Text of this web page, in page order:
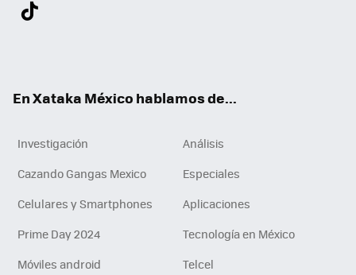
En Xataka México hablamos de...
Investigación
Análisis
Cazando Gangas Mexico
Especiales
Celulares y Smartphones
Aplicaciones
Prime Day 2024
Tecnología en México
Móviles android
Telcel